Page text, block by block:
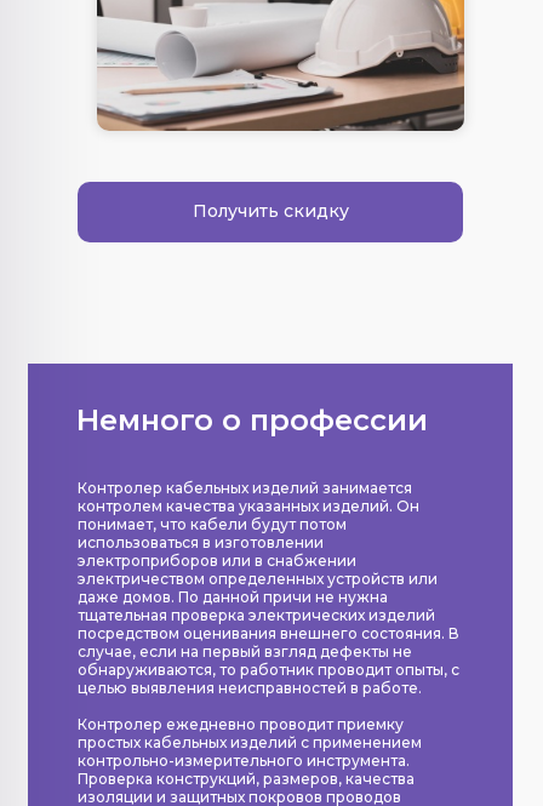
Получить скидку
Немного о профессии
Контролер кабельных изделий занимается
контролем качества указанных изделий. Он
понимает, что кабели будут потом
использоваться в изготовлении
электроприборов или в снабжении
электричеством определенных устройств или
даже домов. По данной причи не нужна
тщательная проверка электрических изделий
посредством оценивания внешнего состояния. В
случае, если на первый взгляд дефекты не
обнаруживаются, то работник проводит опыты, с
целью выявления неисправностей в работе.
Контролер ежедневно проводит приемку
простых кабельных изделий с применением
контрольно-измерительного инструмента.
Проверка конструкций, размеров, качества
изоляции и защитных покровов проводов